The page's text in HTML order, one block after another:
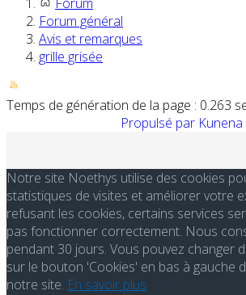
Forum général
Avis et remarques
grille grisée
Temps de génération de la page : 0.263
Propulsé par Kunena
Notre site Noethys utilise des cookies
statistiques de visites et améliorer votre
refusant les cookies, certains services
pas fonctionner correctement. Nous
pendant 30 jours. Vous pouvez changer
sur le bouton 'Cookies' en bas à gauche
notre site. En savoir plus